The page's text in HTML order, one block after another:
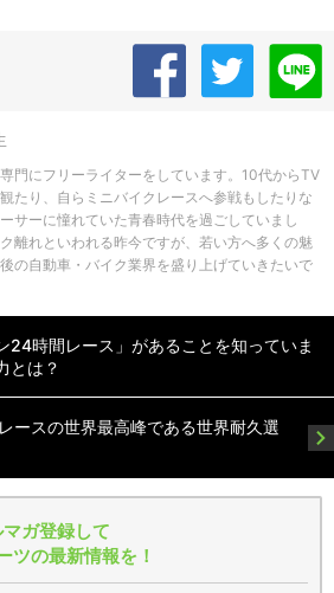
門にフリーライターをしています。10代からTV
たり、自らミニバイクレースへ参戦もしたりな
サーに憧れていた青春時代を過ごしていまし
離れといわれる昨今ですが、若い方へ多くの魅
の自動車・バイク業界を盛り上げていきたいで
24時間レース」があることを知っていま
とは？
ースの世界最高峰である世界耐久選
ガ登録して
ツの最新情報を！